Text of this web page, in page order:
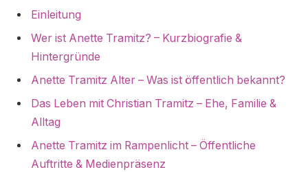
Einleitung
Wer ist Anette Tramitz? – Kurzbiografie &
Hintergründe
Anette Tramitz Alter – Was ist öffentlich bekannt?
Das Leben mit Christian Tramitz – Ehe, Familie &
Alltag
Anette Tramitz im Rampenlicht – Öffentliche
Auftritte & Medienpräsenz